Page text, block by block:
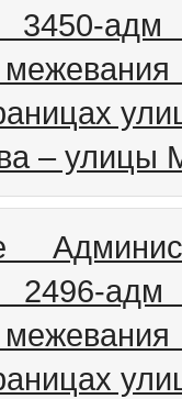
адм
–
адм